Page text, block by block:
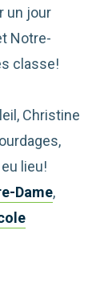
un jour
Notre-
classe!
Christine
lieu!
Dame,